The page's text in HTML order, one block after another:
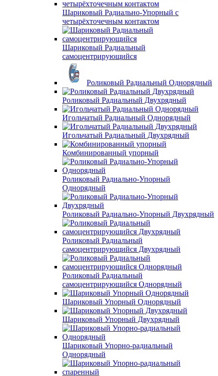
Шариковый Радиально-Упорный с
четырёхточечным контактом
Шариковый Радиальный
самоцентрирующийся
Роликовый Радиальный Однорядный
Роликовый Радиальный Двухрядный
Игольчатый Радиальный Однорядный
Игольчатый Радиальный Двухрядный
Комбинированный упорный
Роликовый Радиально-Упорный
Однорядный
Роликовый Радиально-Упорный Двухрядный
Роликовый Радиальный
самоцентрирующийся Двухрядный
Роликовый Радиальный
самоцентрирующийся Однорядный
Шариковый Упорный Однорядный
Шариковый Упорный Двухрядный
Шариковый Упорно-радиальный
Однорядный